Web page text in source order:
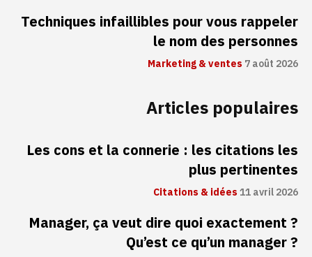
Techniques infaillibles pour vous rappeler
le nom des personnes
Marketing & ventes7 août 2026
Articles populaires
Les cons et la connerie : les citations les
plus pertinentes
Citations & idées11 avril 2026
Manager, ça veut dire quoi exactement ?
Qu’est ce qu’un manager ?